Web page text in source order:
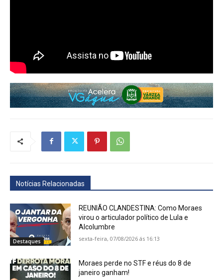
Notícias Relacionadas
Destaques
REUNIÃO CLANDESTINA: Como Moraes
virou o articulador político de Lula e
Alcolumbre
sexta-feira, 07/08/2026 ás 16:13
Moraes perde no STF e réus do 8 de
janeiro ganham!